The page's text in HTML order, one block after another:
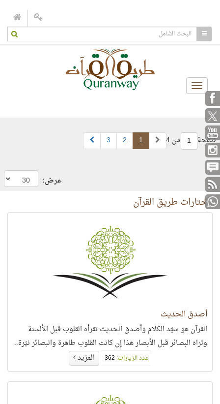
Toggle
navigation
صفحة 1 من 4 1
2
3
عرض:
مختارات طريق القرآن
أصدق الحديث
القرآن هو سيّد الكلام وأصدق الحديث تقرأه القلوب قبل الألسنة
وتراه البصائر قبل الأبصار هذا إن كانت القلوب طاهرة والبصائر نيّرة..
عدد الزيارات: المزيد